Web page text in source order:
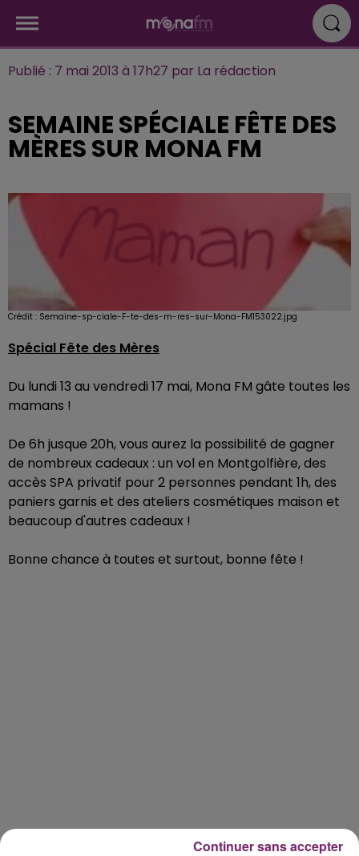
Publié : 7 mai 2013 à 17h27 par La rédaction
SEMAINE SPÉCIALE FÊTE DES
MÈRES SUR MONA FM
Crédit : Semaine-sp-ciale-F-te-des-m-res-sur-Mona-FM153022.jpg
Spécial Fête des Mères
Du lundi 13 au vendredi 17 mai, Mona FM gâte toutes les
mamans !
De 6h jusque 20h, vous aurez la possibilité de gagner
de nombreux cadeaux : un vol en Montgolfière, des
accès SPA privatif pour 2 personnes pendant 1h, des
paniers garnis et des ateliers cosmétiques maison et
beaucoup d'autres cadeaux !
Bonne chance à toutes et surtout, bonne fête !
Continuer sans accepter